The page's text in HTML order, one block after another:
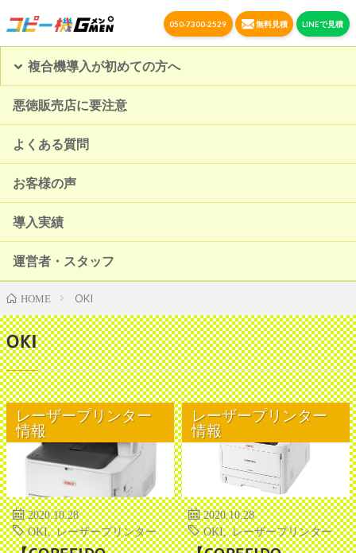
050-7300-2529 無料見積 LINEで見積
複合機導入が初めての方へ
悪徳販売店に要注意
よくある質問
お客様の声
導入実績
運営者・スタッフ
HOME OKI
OKI
レーザープリンター
情報
2020.10.28
OKI,レーザープリンター
レーザープリンター
情報
2020.10.28
OKI,レーザープリンター